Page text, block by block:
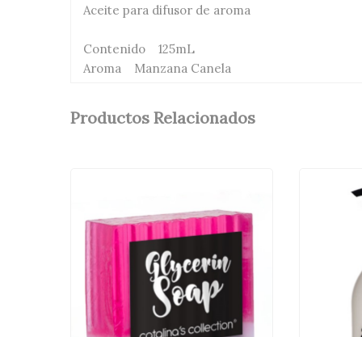
Aceite para difusor de aroma
Contenido 125mL
Aroma Manzana Canela
Productos Relacionados